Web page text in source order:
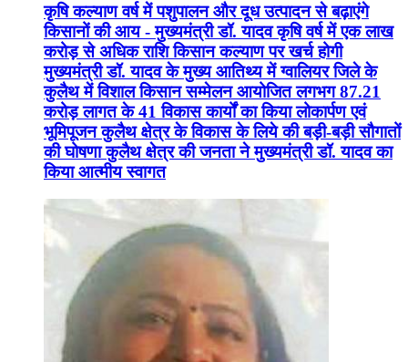
कृषि कल्याण वर्ष में पशुपालन और दूध उत्पादन से बढ़ाएंगे
किसानों की आय - मुख्यमंत्री डॉ. यादव कृषि वर्ष में एक लाख
करोड़ से अधिक राशि किसान कल्याण पर खर्च होगी
मुख्यमंत्री डॉ. यादव के मुख्य आतिथ्य में ग्वालियर जिले के
कुलैथ में विशाल किसान सम्मेलन आयोजित लगभग 87.21
करोड़ लागत के 41 विकास कार्यों का किया लोकार्पण एवं
भूमिपूजन कुलैथ क्षेत्र के विकास के लिये की बड़ी-बड़ी सौगातों
की घोषणा कुलैथ क्षेत्र की जनता ने मुख्यमंत्री डॉ. यादव का
किया आत्मीय स्वागत